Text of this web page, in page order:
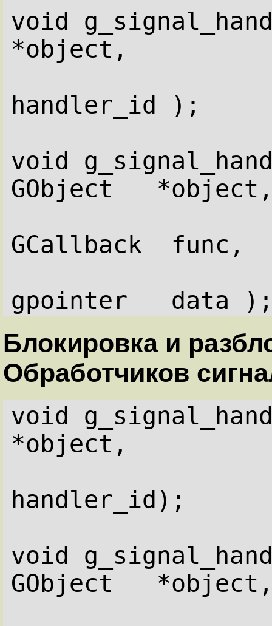
void
*object,
handler_id );
void
GObject
GCallback  func,
gpointer   data
Блокировка и
Обработчиков
void
*object,
handler_id);
void
GObject